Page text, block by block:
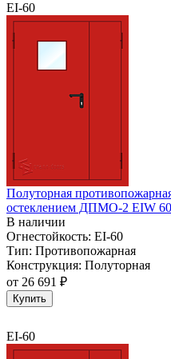
EI-60
Полуторная
остеклением ДПМО-2 EIW 60
В наличии
Огнестойкость: EI-60
Тип: Противопожарная
Конструкция: Полуторная
от 26 691 ₽
Купить
EI-60